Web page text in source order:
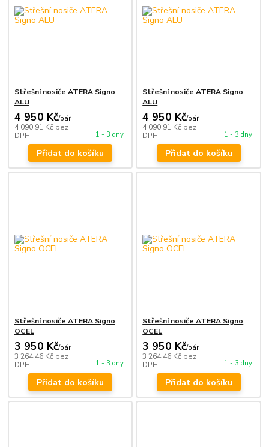
Střešní nosiče ATERA Signo
ALU
4 950 Kč/pár
4 090,91 Kč bez
DPH
1 - 3 dny
Přidat do košíku
Střešní nosiče ATERA Signo
ALU
4 950 Kč/pár
4 090,91 Kč bez
DPH
1 - 3 dny
Přidat do košíku
Střešní nosiče ATERA Signo
OCEL
3 950 Kč/pár
3 264,46 Kč bez
DPH
1 - 3 dny
Přidat do košíku
Střešní nosiče ATERA Signo
OCEL
3 950 Kč/pár
3 264,46 Kč bez
DPH
1 - 3 dny
Přidat do košíku